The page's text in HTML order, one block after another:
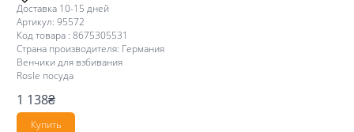
Доставка 10-15 дней
Артикул: 95572
Код товара : 8675305531
Страна производителя: Германия
Венчики для взбивания
Rosle посуда
1 138₴
Купить